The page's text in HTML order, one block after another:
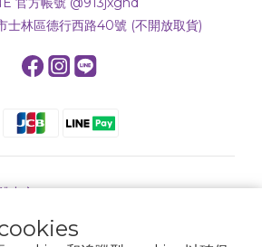
士林區德行西路40號 (不開放取貨)
中文